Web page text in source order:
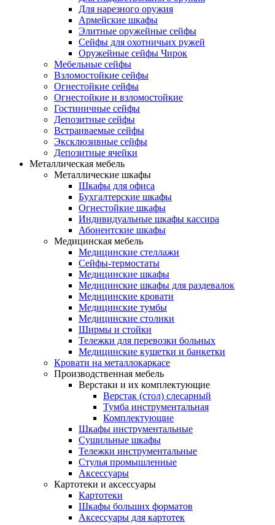
Для нарезного оружия
Армейские шкафы
Элитные оружейные сейфы
Сейфы для охотничьих ружей
Оружейные сейфы Чирок
Мебельные сейфы
Взломостойкие сейфы
Огнестойкие сейфы
Огнестойкие и взломостойкие
Гостиничные сейфы
Депозитные сейфы
Встраиваемые сейфы
Эксклюзивные сейфы
Депозитные ячейки
Металлическая мебель
Металлические шкафы
Шкафы для офиса
Бухгалтерские шкафы
Огнестойкие шкафы
Индивидуальные шкафы кассира
Абонентские шкафы
Медицинская мебель
Медицинские стеллажи
Сейфы-термостаты
Медицинские шкафы
Медицинские шкафы для раздевалок
Медицинские кровати
Медицинские тумбы
Медицинские столики
Ширмы и стойки
Тележки для перевозки больных
Медицинские кушетки и банкетки
Кровати на металлокаркасе
Производственная мебель
Верстаки и их комплектующие
Верстак (стол) слесарный
Тумба инструментальная
Комплектующие
Шкафы инструментальные
Сушильные шкафы
Тележки инструментальные
Стулья промышленные
Аксессуары
Картотеки и аксессуары
Картотеки
Шкафы больших форматов
Аксессуары для картотек